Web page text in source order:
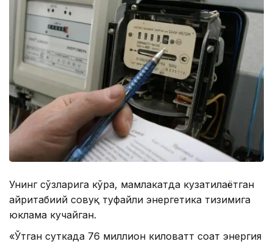
Унинг сўзларига кўра, мамлакатда кузатилаётган
ғайритабиий совуқ туфайли энергетика тизимига
юклама кучайган.
«Ўтган суткада 76 миллион киловатт соат энергия